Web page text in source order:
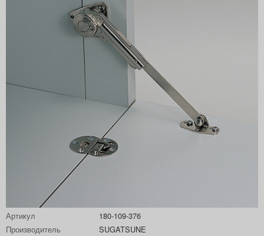
Артикул
180-109-376
Производитель
SUGATSUNE